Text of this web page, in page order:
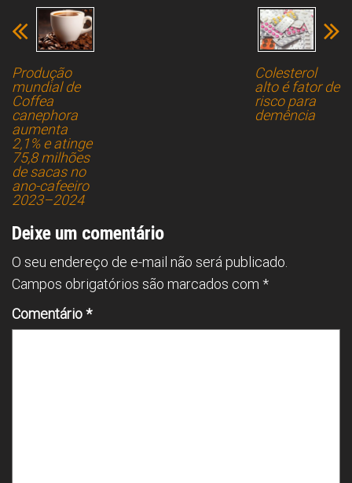
ce
b
o
ok
e
a
d
s
Produção
mundial de
Coffea
canephora
aumenta
2,1% e atinge
75,8 milhões
de sacas no
ano-cafeeiro
2023–2024
Colesterol
alto é fator de
risco para
demência
Deixe um comentário
O seu endereço de e-mail não será publicado.
Campos obrigatórios são marcados com *
Comentário*